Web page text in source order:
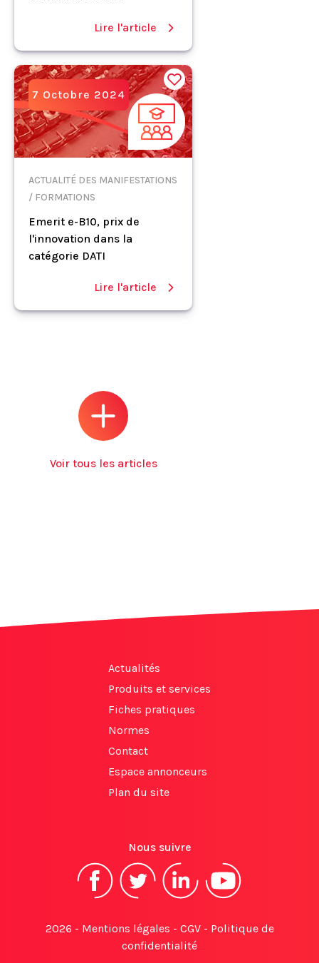
Lire l'article
7 Octobre 2024
ACTUALITÉ DES MANIFESTATIONS
/ FORMATIONS
Emerit e-B10, prix de
l'innovation dans la
catégorie DATI
Lire l'article
Voir tous les articles
Actualités
Produits et services
Fiches pratiques
Normes
Contact
Espace annonceurs
Plan du site
Nous suivre
2026 - Mentions légales - CGV- Politique de
confidentialité